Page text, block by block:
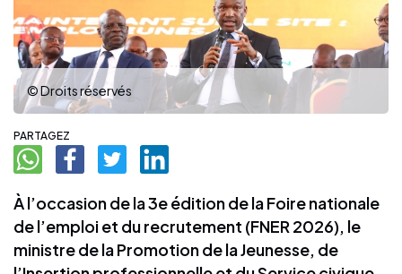
© Droits réservés
PARTAGEZ
À l’occasion de la 3e édition de la Foire nationale
de l’emploi et du recrutement (FNER 2026), le
ministre de la Promotion de la Jeunesse, de